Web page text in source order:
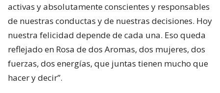
activas y absolutamente conscientes y responsables
de nuestras conductas y de nuestras decisiones. Hoy
nuestra felicidad depende de cada una. Eso queda
reflejado en Rosa de dos Aromas, dos mujeres, dos
fuerzas, dos energías, que juntas tienen mucho que
hacer y decir”.